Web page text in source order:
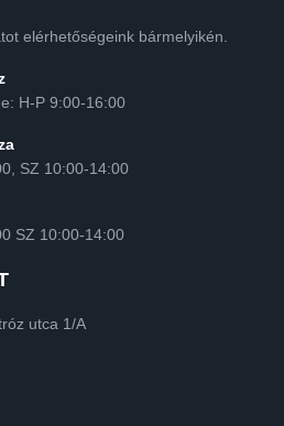
elérhetőségeink bármelyikén.
H-P 9:00-16:00
SZ 10:00-14:00
SZ 10:00-14:00
utca 1/A